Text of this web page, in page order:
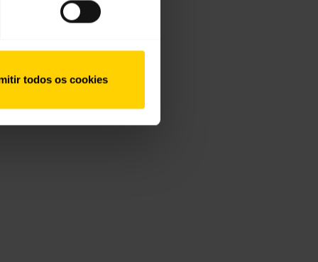
todos os cookies